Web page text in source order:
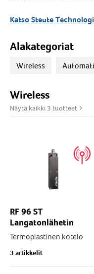
Katso Steute
Alakategoriat
Wireless
Wireless
Näytä kaikki 3 tuotteet
RF 96 ST
Langatonlähetin
Termoplastinen kotelo
mukaan
sWave® langaton
3 artikkelit